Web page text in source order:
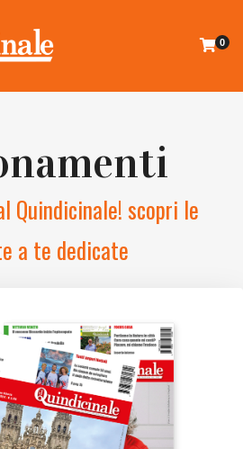
0
Quindicinale! scopri le
a te dedicate